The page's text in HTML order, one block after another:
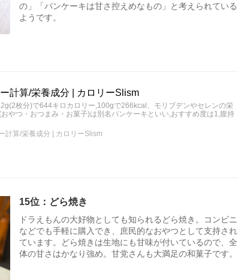
の」「パンケーキは甘さ控えめなもの」と考えられている
ようです。
計算/栄養成分 | カロリーSlism
枚分)で644キロカロリー,100gで266kcal、モリブデンやセレンの栄
やつ・おつまみ・お菓子)は別名パンケーキといい,おすすめ度は1,腹持
計算/栄養成分 | カロリーSlism
15位：どら焼き
ドラえもんの大好物としても知られるどら焼き。コンビニ
などでも手軽に購入でき、庶民的なおやつとして支持され
ています。どら焼きは生地にも甘味が付いているので、全
体の甘さはかなり強め。甘党さんも大満足の和菓子です。